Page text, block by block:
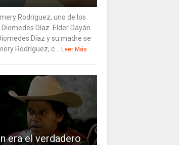
Rodríguez, uno de los
Díaz. Elder Dayán
Díaz y su madre se
Rodríguez, c... Leer Más
era el verdadero